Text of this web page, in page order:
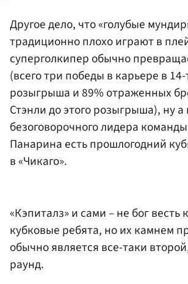
Другое дело, что «голубые
традиционно плохо играют в
суперголкипер обычно
(всего три победы в карьере в
розыгрыша и 89% отраженных
Стэнли до этого розыгрыша), ну а
безоговорочного лидера
Панарина есть прошлогодний
в «Чикаго».
«Кэпиталз» и сами – не бог весть
кубковые ребята, но их камнем
обычно является все-таки
раунд.